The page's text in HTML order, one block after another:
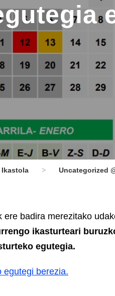
Ikastola > Uncategorized
badira merezitako
ikasturteari
egutegia.
egutegi berezia.